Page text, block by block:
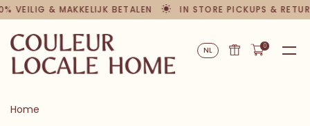
VEILIG & MAKKELIJK BETALEN IN STORE PICKUPS &
NL 0
Home